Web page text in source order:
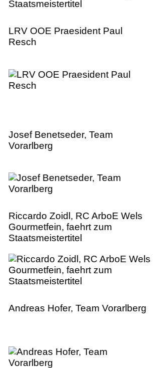
LRV OOE Praesident Paul
Resch
Josef Benetseder, Team
Vorarlberg
Riccardo Zoidl, RC ArboE Wels
Gourmetfein, faehrt zum
Staatsmeistertitel
Andreas Hofer, Team Vorarlberg